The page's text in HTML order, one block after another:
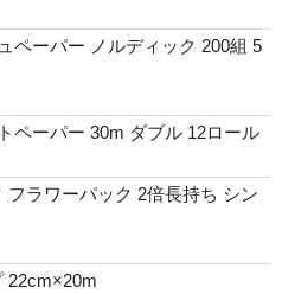
ペーパー ノルディック 200組 5
ペーパー 30m ダブル 12ロール
フラワーパック 2倍長持ち シン
22cm×20m